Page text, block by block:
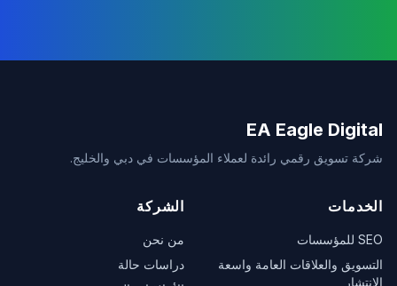
EA Eagle Digital
شركة تسويق رقمي رائدة لعملاء المؤسسات في دبي والخليج.
الخدمات
SEO للمؤسسات
التسويق والعلاقات العامة واسعة
الانتشار
الشركة
من نحن
دراسات حالة